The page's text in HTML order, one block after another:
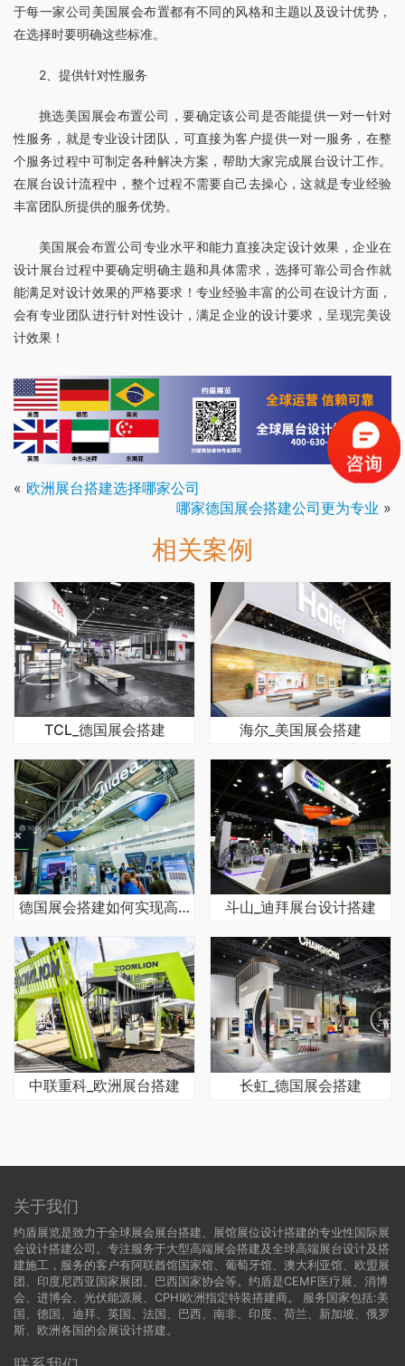
于每一家公司美国展会布置都有不同的风格和主题以及设计优势，
在选择时要明确这些标准。
2、提供针对性服务
挑选美国展会布置公司，要确定该公司是否能提供一对一针对
性服务，就是专业设计团队，可直接为客户提供一对一服务，在整
个服务过程中可制定各种解决方案，帮助大家完成展台设计工作。
在展台设计流程中，整个过程不需要自己去操心，这就是专业经验
丰富团队所提供的服务优势。
美国展会布置公司专业水平和能力直接决定设计效果，企业在
设计展台过程中要确定明确主题和具体需求，选择可靠公司合作就
能满足对设计效果的严格要求！专业经验丰富的公司在设计方面，
会有专业团队进行针对性设计，满足企业的设计要求，呈现完美设
计效果！
« 欧洲展台搭建选择哪家公司
哪家德国展会搭建公司更为专业 »
相关案例
TCL_德国展会搭建 海尔_美国展会搭建
德国展会搭建如何实现高效施工 斗山_迪拜展台设计搭建
中联重科_欧洲展台搭建 长虹_德国展会搭建
关于我们
约盾展览是致力于全球展会展台搭建、展馆展位设计搭建的专业性国际展
会设计搭建公司。专注服务于大型高端展会搭建及全球高端展台设计及搭
建施工，服务的客户有阿联酋馆国家馆、葡萄牙馆、澳大利亚馆、欧盟展
团、印度尼西亚国家展团、巴西国家协会等。约盾是CEMF医疗展、消博
会、进博会、光伏能源展、CPHI欧洲指定特装搭建商。 服务国家包括:美
国
德国 、迪拜、英国、法国、巴西、南非、印度、荷兰、新加坡、俄罗
斯、欧洲各国的会展设计搭建。